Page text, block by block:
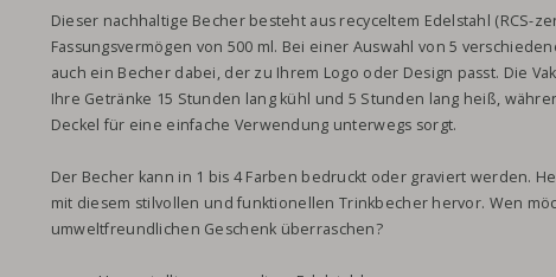
Dieser nachhaltige Becher besteht aus recyceltem Edelstahl (RCS-
Fassungsvermögen von 500 ml. Bei einer Auswahl von 5
auch ein Becher dabei, der zu Ihrem Logo oder Design passt. Die
Ihre Getränke 15 Stunden lang kühl und 5 Stunden lang heiß,
Deckel für eine einfache Verwendung unterwegs sorgt.
Der Becher kann in 1 bis 4 Farben bedruckt oder graviert werden.
mit diesem stilvollen und funktionellen Trinkbecher hervor. Wen
umweltfreundlichen Geschenk überraschen?